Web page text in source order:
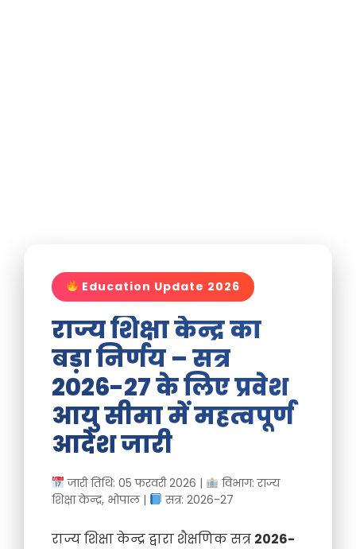
Education Update 2026
राज्य शिक्षा केन्द्र का
बड़ा निर्णय – सत्र
2026-27 के लिए प्रवेश
आयु सीमा में महत्वपूर्ण
आदेश जारी
जारी तिथि: 05 फरवरी 2026 |
विभाग: राज्य
शिक्षा केन्द्र, भोपाल |
सत्र: 2026-27
राज्य शिक्षा केन्द्र द्वारा शैक्षणिक सत्र 2026-